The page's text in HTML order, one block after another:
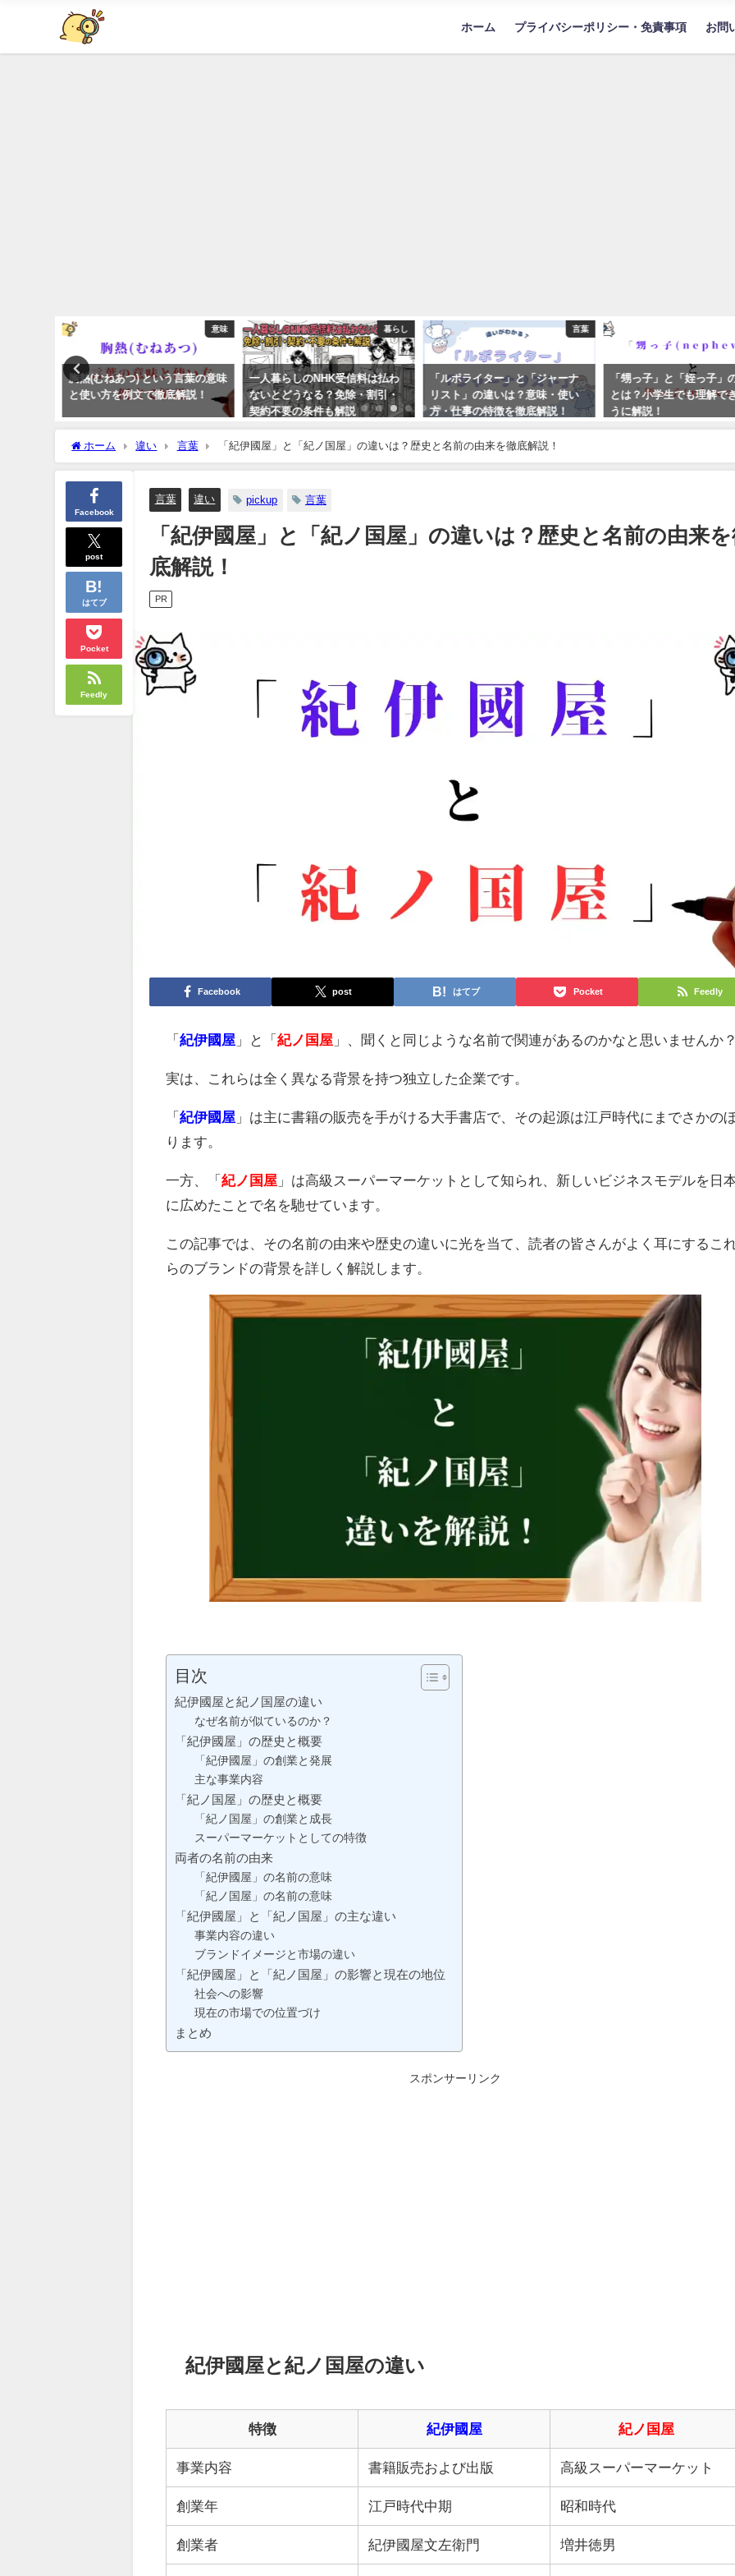
ホーム プライバシーポリシー・免責事項 お問
意味
胸熱(むねあつ) という言葉の意味
と使い方を例文で徹底解説！
暮らし
一人暮らしのNHK受信料は払わ
ないとどうなる？免除・割引・
契約不要の条件も解説
言葉
「ルポライター」と「ジャーナ
リスト」の違いは？意味・使い
方・仕事の特徴を徹底解説！
「甥っ子」と「姪っ子」
とは？小学生でも理解で
うに解説！
ホーム 違い 言葉 「紀伊國屋」と「紀ノ国屋」の違いは？歴史と名前の由来を徹底解説！
Facebook
post
はてブ
Pocket
Feedly
言葉 違い pickup 言葉
「紀伊國屋」と「紀ノ国屋」の違いは？歴史と名前の由来
底解説！
PR
Facebook post はてブ Pocket Feedly
「紀伊國屋 」と「紀ノ国屋 」、聞くと同じような名前で関連があるのかなと思いませんか？
実は、これらは全く異なる背景を持つ独立した企業です。
「紀伊國屋 」は主に書籍の販売を手がける大手書店で、その起源は江戸時代にまでさかの
ります。
一方、「紀ノ国屋 」は高級スーパーマーケットとして知られ、新しいビジネスモデルを日
に広めたことで名を馳せています。
この記事では、その名前の由来や歴史の違いに光を当て、読者の皆さんがよく耳にするこれ
らのブランドの背景を詳しく解説します。
目次
紀伊國屋と紀ノ国屋の違い
なぜ名前が似ているのか？
「紀伊國屋」の歴史と概要
「紀伊國屋」の創業と発展
主な事業内容
「紀ノ国屋」の歴史と概要
「紀ノ国屋」の創業と成長
スーパーマーケットとしての特徴
両者の名前の由来
「紀伊國屋」の名前の意味
「紀ノ国屋」の名前の意味
「紀伊國屋」と「紀ノ国屋」の主な違い
事業内容の違い
ブランドイメージと市場の違い
「紀伊國屋」と「紀ノ国屋」の影響と現在の地位
社会への影響
現在の市場での位置づけ
まとめ
スポンサーリンク
紀伊國屋と紀ノ国屋の違い
特徴 紀伊國屋 紀ノ国屋
事業内容 書籍販売および出版 高級スーパーマーケット
創業年 江戸時代中期 昭和時代
創業者 紀伊國屋文左衛門 増井徳男